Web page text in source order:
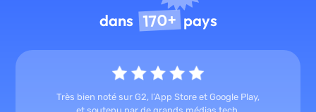
dans 170+ pays
Très bien noté sur G2, l’App Store et Google Play,